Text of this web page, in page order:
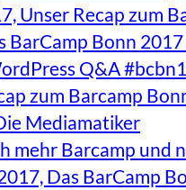
Unser Recap zum
BarCamp Bonn
Q&A
zum Barcamp
Mediamatiker
mehr Barcamp und
Das BarCamp